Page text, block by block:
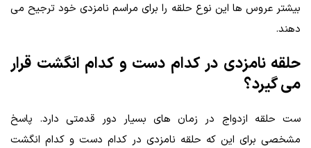
بیشتر عروس‌ ها این نوع حلقه را برای مراسم نامزدی خود ترجیح می‌
دهند.
حلقه نامزدی در کدام دست و کدام انگشت قرار
می گیرد؟
ست حلقه ازدواج در زمان های بسیار دور قدمتی دارد. پاسخ
مشخصی برای این که حلقه نامزدی در کدام دست و کدام انگشت